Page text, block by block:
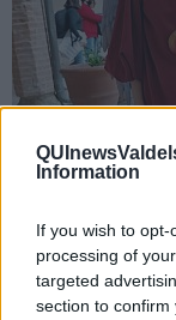
Information
If you wish to
processing of
targeted
section to
Il corto "una mela